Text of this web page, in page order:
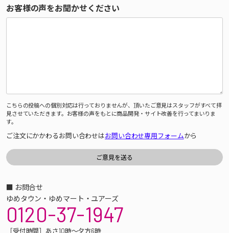
お客様の声をお聞かせください
こちらの投稿への個別対応は行っておりませんが、頂いたご意見はスタッフがすべて拝
見させていただきます。お客様の声をもとに商品開発・サイト改善を行ってまいりま
す。
ご注文にかかわるお問い合わせはお問い合わせ専用フォームから
■ お問合せ
ゆめタウン・ゆめマート・ユアーズ
0120-37-1947
［受付時間］あさ10時～夕方6時